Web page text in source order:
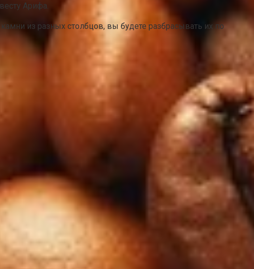
Арифа.
из разных столбцов, вы будете разбрасывать их по